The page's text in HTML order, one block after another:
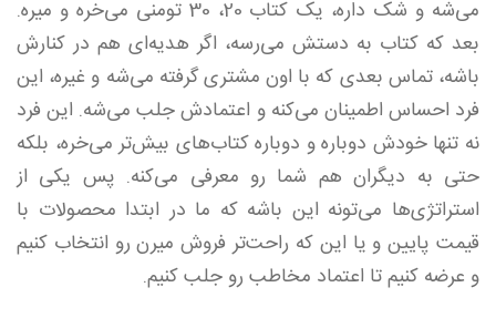
می‌شه و شک داره، یک کتاب 20، 30 تومنی می‌خره و میره.
بعد که کتاب به دستش می‌رسه، اگر هدیه‌ای هم در کنارش
باشه، تماس بعدی که با اون مشتری گرفته می‌شه و غیره، این
فرد احساس اطمینان می‌کنه و اعتمادش جلب می‌شه. این فرد
نه تنها خودش دوباره و دوباره کتاب‌های بیش‌تر می‌خره، بلکه
حتی به دیگران هم شما رو معرفی می‌کنه. پس یکی از
استراتژی‌ها می‌تونه این باشه که ما در ابتدا محصولات با
قیمت پایین و یا این که راحت‌تر فروش میرن رو انتخاب کنیم
و عرضه کنیم تا اعتماد مخاطب رو جلب کنیم.